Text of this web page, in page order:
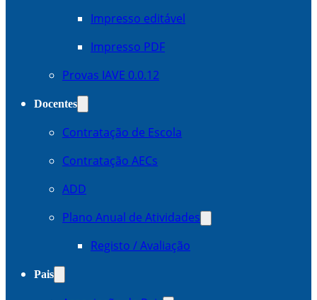
Impresso editável
Impresso PDF
Provas IAVE 0.0.12
Docentes
Contratação de Escola
Contratação AECs
ADD
Plano Anual de Atividades
Registo / Avaliação
Pais